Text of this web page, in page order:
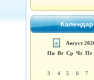
«
Август
Пн Вт Ср Чт Пт
3
4 5 6 7